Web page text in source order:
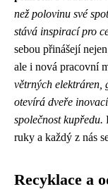
než polovinu své
stává inspirací pro
sebou přinášejí
ale i nová pracovní
větrných elektráren,
otevírá dveře
společnost kupředu.
ruky a každý z nás
Recyklace a